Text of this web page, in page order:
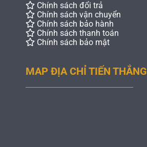
Chính sách đổi trả
Chính sách vận chuyển
Chính sách bảo hành
Chính sách thanh toán
Chính sách bảo mật
MAP ĐỊA CHỈ TIẾN THẮNG